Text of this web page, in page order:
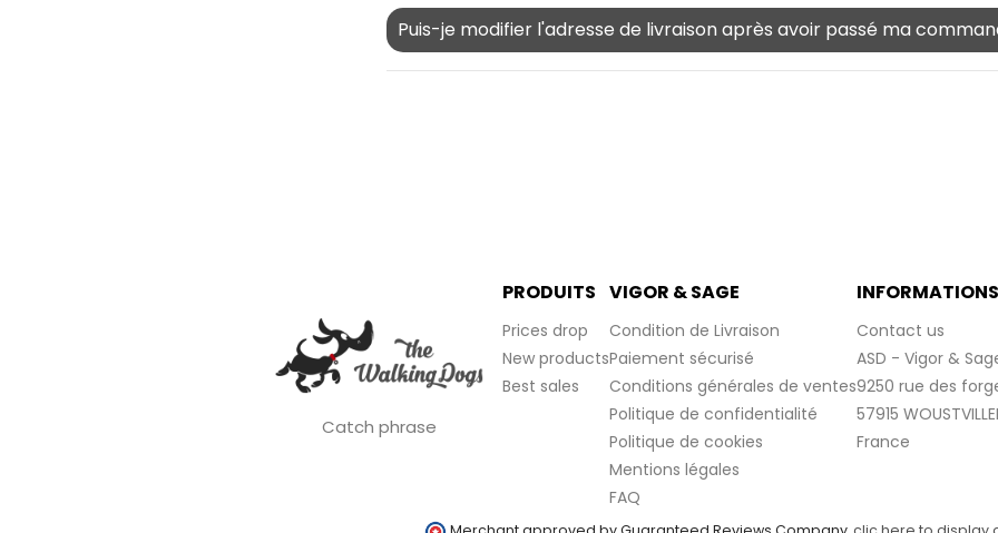
Puis-je modifier l'adresse de livraison après avoir passé ma
Catch phrase
PRODUITS
Prices drop
New products
Best sales
VIGOR & SAGE
Condition de Livraison
Paiement sécurisé
Conditions générales de ventes
Politique de confidentialité
Politique de cookies
Mentions légales
FAQ
INFORMATIONS
Contact us
ASD - Vigor &
9250 rue des
57915
France